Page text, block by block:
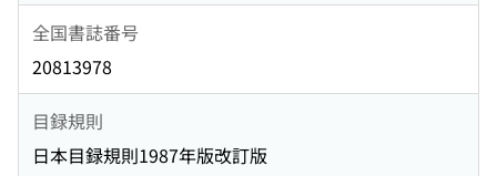
全国書誌番号
20813978
目録規則
日本目録規則1987年版改訂版